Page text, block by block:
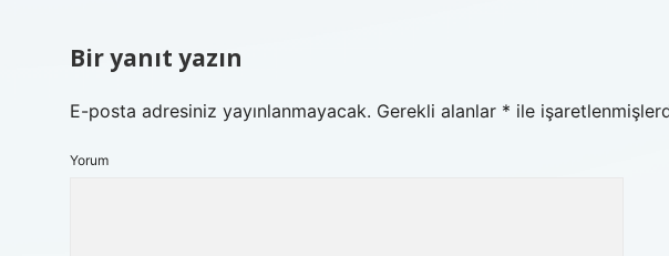
Bir yanıt yazın
E-posta adresiniz yayınlanmayacak. Gerekli alanlar * ile
Yorum